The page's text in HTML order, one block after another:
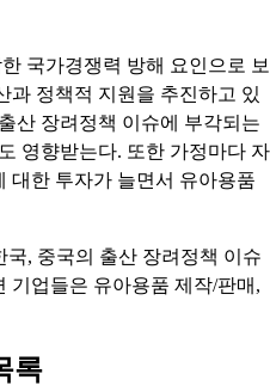
국가경쟁력 방해 요인으로 보
과 정책적 지원을 추진하고 있
산 장려정책 이슈에 부각되는
영향받는다. 또한 가정마다 자
대한 투자가 늘면서 유아용품
국, 중국의 출산 장려정책 이슈
기업들은 유아용품 제작/판매,
록